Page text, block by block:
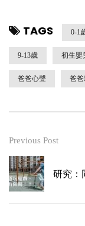
TAGS 0-1
9-13歲 初生嬰
爸爸心聲 爸
Previous Post
研究：